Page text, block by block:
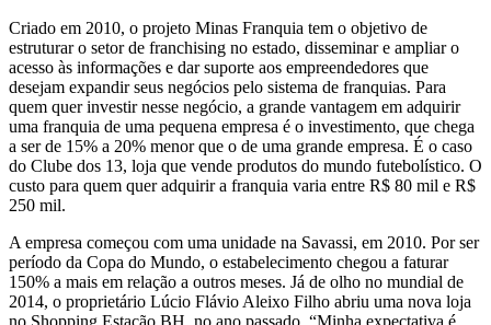
Criado em 2010, o projeto Minas Franquia tem o objetivo de
estruturar o setor de franchising no estado, disseminar e ampliar o
acesso às informações e dar suporte aos empreendedores que
desejam expandir seus negócios pelo sistema de franquias. Para
quem quer investir nesse negócio, a grande vantagem em adquirir
uma franquia de uma pequena empresa é o investimento, que chega
a ser de 15% a 20% menor que o de uma grande empresa. É o caso
do Clube dos 13, loja que vende produtos do mundo futebolístico. O
custo para quem quer adquirir a franquia varia entre R$ 80 mil e R$
250 mil.
A empresa começou com uma unidade na Savassi, em 2010. Por ser
período da Copa do Mundo, o estabelecimento chegou a faturar
150% a mais em relação a outros meses. Já de olho no mundial de
2014, o proprietário Lúcio Flávio Aleixo Filho abriu uma nova loja